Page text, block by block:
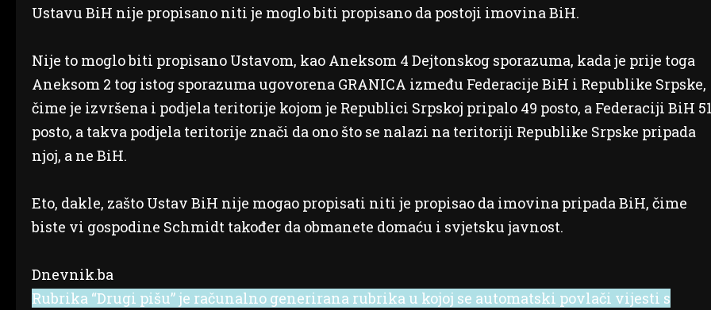
Ustavu BiH nije propisano niti je moglo biti propisano da postoji imovina BiH.
Nije to moglo biti propisano Ustavom, kao Aneksom 4 Dejtonskog sporazuma, kada je prije toga
Aneksom 2 tog istog sporazuma ugovorena GRANICA između Federacije BiH i Republike Srpske,
čime je izvršena i podjela teritorije kojom je Republici Srpskoj pripalo 49 posto, a Federaciji BiH
posto, a takva podjela teritorije znači da ono što se nalazi na teritoriji Republike Srpske pripada
njoj, a ne BiH.
Eto, dakle, zašto Ustav BiH nije mogao propisati niti je propisao da imovina pripada BiH, čime
biste vi gospodine Schmidt također da obmanete domaću i svjetsku javnost.
Dnevnik.ba
Rubrika “Drugi pišu” je računalno generirana rubrika u kojoj se automatski povlači vijesti s